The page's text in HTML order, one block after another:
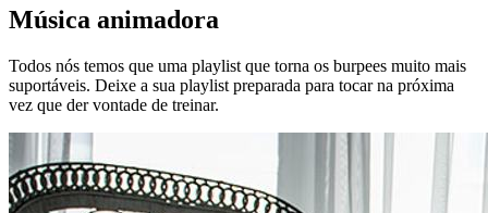
Música animadora
Todos nós temos que uma playlist que torna os burpees muito mais
suportáveis. Deixe a sua playlist preparada para tocar na próxima
vez que der vontade de treinar.